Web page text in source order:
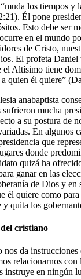
los tiempos y
Él pone
Esto debe ser
en el mundo
de Cristo,
El profeta Daniel
el Altísimo tiene
quien él quiere”
anabaptista
mucha
a su postura de
En algunos
que
donde
quizá ha
ganar en las
de Dios y en
él quiere como
y quita los
cristiano
da instrucciones
relacionarnos con
instruye en ningún